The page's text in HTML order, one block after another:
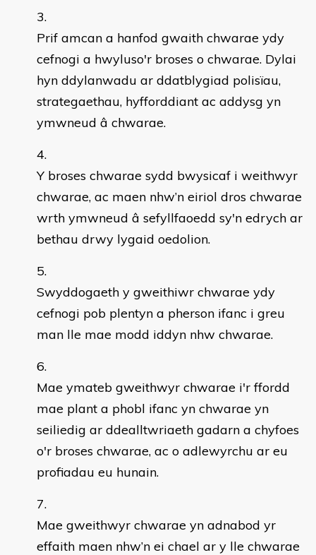
Prif amcan a hanfod gwaith chwarae ydy
cefnogi a hwyluso'r broses o chwarae. Dylai
hyn ddylanwadu ar ddatblygiad polisïau,
strategaethau, hyfforddiant ac addysg yn
ymwneud â chwarae.
Y broses chwarae sydd bwysicaf i weithwyr
chwarae, ac maen nhw’n eiriol dros chwarae
wrth ymwneud â sefyllfaoedd sy'n edrych ar
bethau drwy lygaid oedolion.
Swyddogaeth y gweithiwr chwarae ydy
cefnogi pob plentyn a pherson ifanc i greu
man lle mae modd iddyn nhw chwarae.
Mae ymateb gweithwyr chwarae i'r ffordd
mae plant a phobl ifanc yn chwarae yn
seiliedig ar ddealltwriaeth gadarn a chyfoes
o'r broses chwarae, ac o adlewyrchu ar eu
profiadau eu hunain.
Mae gweithwyr chwarae yn adnabod yr
effaith maen nhw’n ei chael ar y lle chwarae